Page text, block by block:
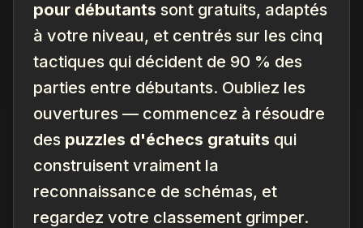
pour débutants sont gratuits, adaptés
à votre niveau, et centrés sur les cinq
tactiques qui décident de 90 % des
parties entre débutants. Oubliez les
ouvertures — commencez à résoudre
des puzzles d'échecs gratuits qui
construisent vraiment la
reconnaissance de schémas, et
regardez votre classement grimper.